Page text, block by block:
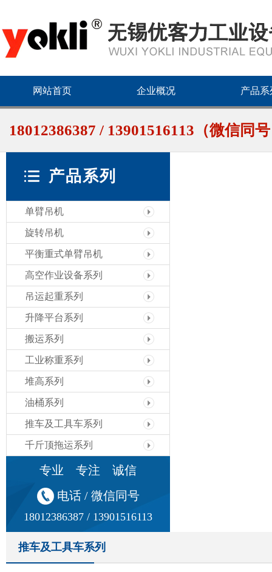
网站首页 企业概况 产品系
18012386387 / 13901516113（微信同
产品系列
单臂吊机
旋转吊机
平衡重式单臂吊机
高空作业设备系列
吊运起重系列
升降平台系列
搬运系列
工业称重系列
堆高系列
油桶系列
推车及工具车系列
千斤顶拖运系列
专业 专注 诚信
电话 / 微信同号
18012386387 / 13901516113
推车及工具车系列